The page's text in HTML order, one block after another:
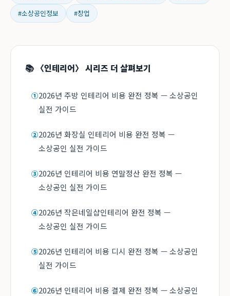
#소상공인정보
#창업
📚 〈인테리어〉 시리즈 더 살펴보기
①2026년 주방 인테리어 비용 완전 정복 — 소상공인
실전 가이드
②2026년 화장실 인테리어 비용 완전 정복 —
소상공인 실전 가이드
③2026년 인테리어 비용 연말정산 완전 정복 —
소상공인 실전 가이드
④2026년 작은네일샵인테리어 완전 정복 —
소상공인 실전 가이드
⑤2026년 인테리어 비용 디시 완전 정복 — 소상공인
실전 가이드
⑥2026년 인테리어 비용 결제 완전 정복 — 소상공인